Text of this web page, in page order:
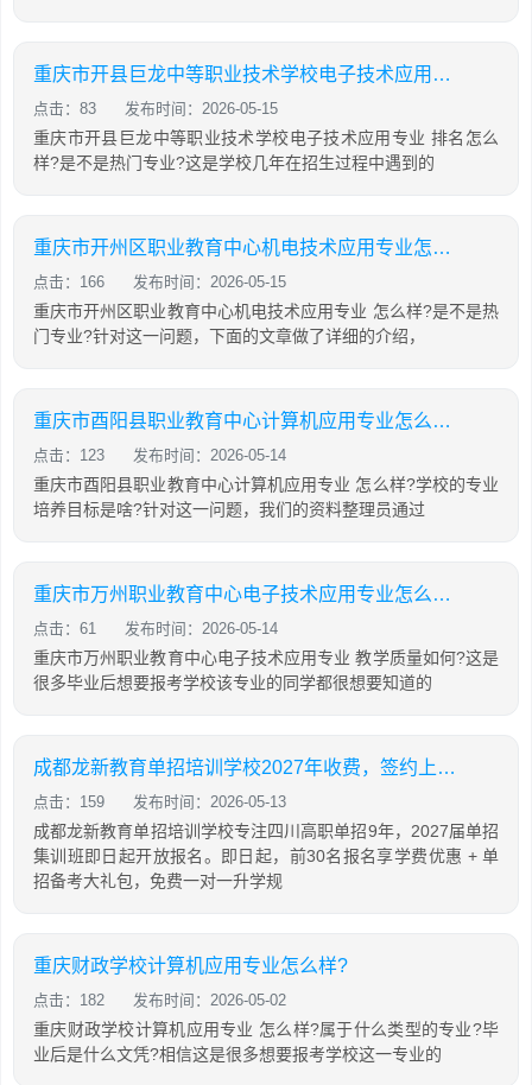
重庆市开县巨龙中等职业技术学校电子技术应用专业怎么样?
点击：83 发布时间：2026-05-15
重庆市开县巨龙中等职业技术学校电子技术应用专业 排名怎么
样?是不是热门专业?这是学校几年在招生过程中遇到的
重庆市开州区职业教育中心机电技术应用专业怎么样?
点击：166 发布时间：2026-05-15
重庆市开州区职业教育中心机电技术应用专业 怎么样?是不是热
门专业?针对这一问题，下面的文章做了详细的介绍，
重庆市酉阳县职业教育中心计算机应用专业怎么样?
点击：123 发布时间：2026-05-14
重庆市酉阳县职业教育中心计算机应用专业 怎么样?学校的专业
培养目标是啥?针对这一问题，我们的资料整理员通过
重庆市万州职业教育中心电子技术应用专业怎么样?
点击：61 发布时间：2026-05-14
重庆市万州职业教育中心电子技术应用专业 教学质量如何?这是
很多毕业后想要报考学校该专业的同学都很想要知道的
成都龙新教育单招培训学校2027年收费，签约上公办专科院校
点击：159 发布时间：2026-05-13
成都龙新教育单招培训学校专注四川高职单招9年，2027届单招
集训班即日起开放报名。即日起，前30名报名享学费优惠 + 单
招备考大礼包，免费一对一升学规
重庆财政学校计算机应用专业怎么样?
点击：182 发布时间：2026-05-02
重庆财政学校计算机应用专业 怎么样?属于什么类型的专业?毕
业后是什么文凭?相信这是很多想要报考学校这一专业的